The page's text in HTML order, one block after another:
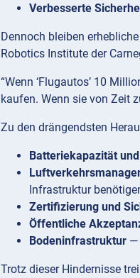
Verbesserte
Dennoch bleiben
Robotics Institute der
“Wenn ‘Flugautos’ 10
kaufen. Wenn sie von Zeit
Zu den drängendsten
Batteriekapazität
Infrastruktur
Zertifizierung und
Öffentliche
Bodeninfrastruktur —
Trotz dieser Hindernisse